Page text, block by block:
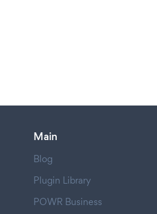
Main
Blog
Plugin Library
POWR Business